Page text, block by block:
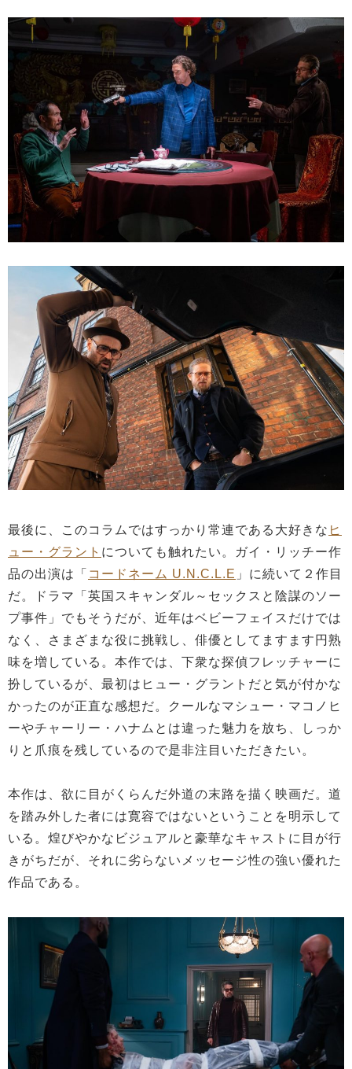
最後に、このコラムではすっかり常連である大好きな ヒ
ュー・グラント についても触れたい。ガイ・リッチー作
品の出演は「 コードネーム U.N.C.L.E 」に続いて２作目
だ。ドラマ「英国スキャンダル～セックスと陰謀のソー
プ事件」でもそうだが、近年はベビーフェイスだけでは
なく、さまざまな役に挑戦し、俳優としてますます円熟
味を増している。本作では、下衆な探偵フレッチャーに
扮しているが、最初はヒュー・グラントだと気が付かな
かったのが正直な感想だ。クールなマシュー・マコノヒ
ーやチャーリー・ハナムとは違った魅力を放ち、しっか
りと爪痕を残しているので是非注目いただきたい。
本作は、欲に目がくらんだ外道の末路を描く映画だ。道
を踏み外した者には寛容ではないということを明示して
いる。煌びやかなビジュアルと豪華なキャストに目が行
きがちだが、それに劣らないメッセージ性の強い優れた
作品である。